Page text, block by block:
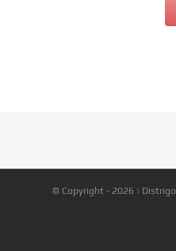
© Copyright - 2026 |